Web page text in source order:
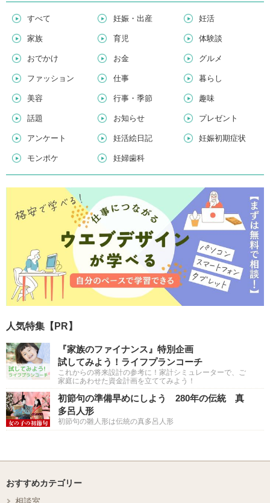
すべて 妊娠・出産 妊活
家族 育児 体験談
おでかけ お金 グルメ
ファッション 仕事 暮らし
美容 行事・季節 趣味
話題 お知らせ プレゼント
アンケート 妊活絵日記 妊娠初期症状
モンポケ 妊婦歯科
人気特集【PR】
『家族のファイナンス』特別企画
試してみよう！ライフプランコーチ
これからの将来設計の参考に！家計シミュレーターで、ご
家庭にあわせた資金計画を立ててみよう！
初節句の準備早めにしよう 280年の伝統 真
多呂人形
初節句の雛人形は伝統の真多呂人形
おすすめカテゴリー